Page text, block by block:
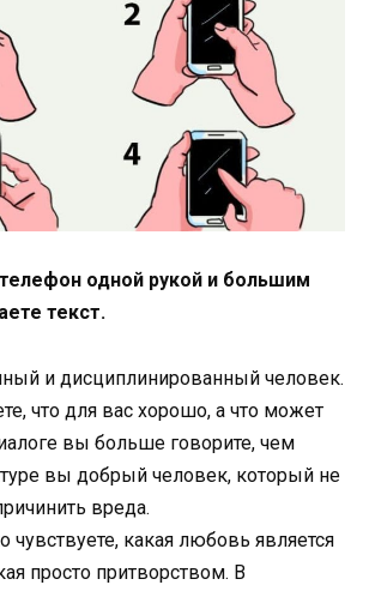
одной рукой и большим
текст.
и дисциплинированный человек.
что для вас хорошо, а что может
вы больше говорите, чем
вы добрый человек, который не
вреда.
какая любовь является
просто притворством. В